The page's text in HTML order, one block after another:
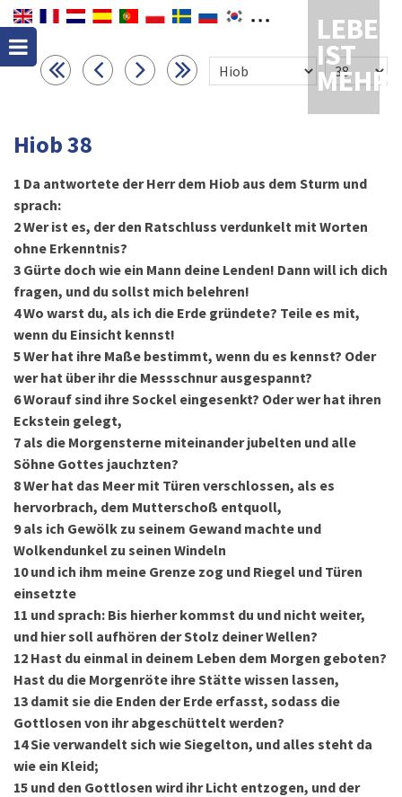
LEBEN
IST
MEHR
Hiob 38
1 Da antwortete der Herr dem Hiob aus dem Sturm und
sprach:
2Wer ist es, der den Ratschluss verdunkelt mit Worten
ohne Erkenntnis?
3 Gürte doch wie ein Mann deine Lenden! Dann will ich dich
fragen, und du sollst mich belehren!
4Wo warst du, als ich die Erde gründete? Teile es mit,
wenn du Einsicht kennst!
5Wer hat ihre Maße bestimmt, wenn du es kennst? Oder
wer hat über ihr die Messschnur ausgespannt?
6Worauf sind ihre Sockel eingesenkt? Oder wer hat ihren
Eckstein gelegt,
7 als die Morgensterne miteinander jubelten und alle
Söhne Gottes jauchzten?
8Wer hat das Meer mit Türen verschlossen, als es
hervorbrach, dem Mutterschoß entquoll,
9 als ich Gewölk zu seinem Gewand machte und
Wolkendunkel zu seinen Windeln
10 und ich ihm meine Grenze zog und Riegel und Türen
einsetzte
11 und sprach: Bis hierher kommst du und nicht weiter,
und hier soll aufhören der Stolz deiner Wellen?
12 Hast du einmal in deinem Leben dem Morgen geboten?
Hast du die Morgenröte ihre Stätte wissen lassen,
13 damit sie die Enden der Erde erfasst, sodass die
Gottlosen von ihr abgeschüttelt werden?
14Sie verwandelt sich wie Siegelton, und alles steht da
wie ein Kleid;
15 und den Gottlosen wird ihr Licht entzogen, und der